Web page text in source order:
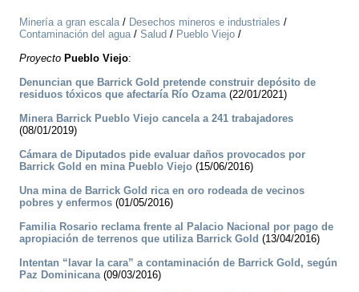
Minería a gran escala/ Desechos mineros e industriales /
Contaminación del agua/ Salud / Pueblo Viejo /
Proyecto Pueblo Viejo:
Denuncian que Barrick Gold pretende construir depósito de
residuos tóxicos que afectaría Río Ozama(22/01/2021)
Minera Barrick Pueblo Viejo cancela a 241 trabajadores
(08/01/2019)
Cámara de Diputados pide evaluar daños provocados por
Barrick Gold en mina Pueblo Viejo (15/06/2016)
Una mina de Barrick Gold rica en oro rodeada de vecinos
pobres y enfermos (01/05/2016)
Familia Rosario reclama frente al Palacio Nacional por pago de
apropiación de terrenos que utiliza Barrick Gold (13/04/2016)
Intentan “lavar la cara” a contaminación de Barrick Gold, según
Paz Dominicana(09/03/2016)